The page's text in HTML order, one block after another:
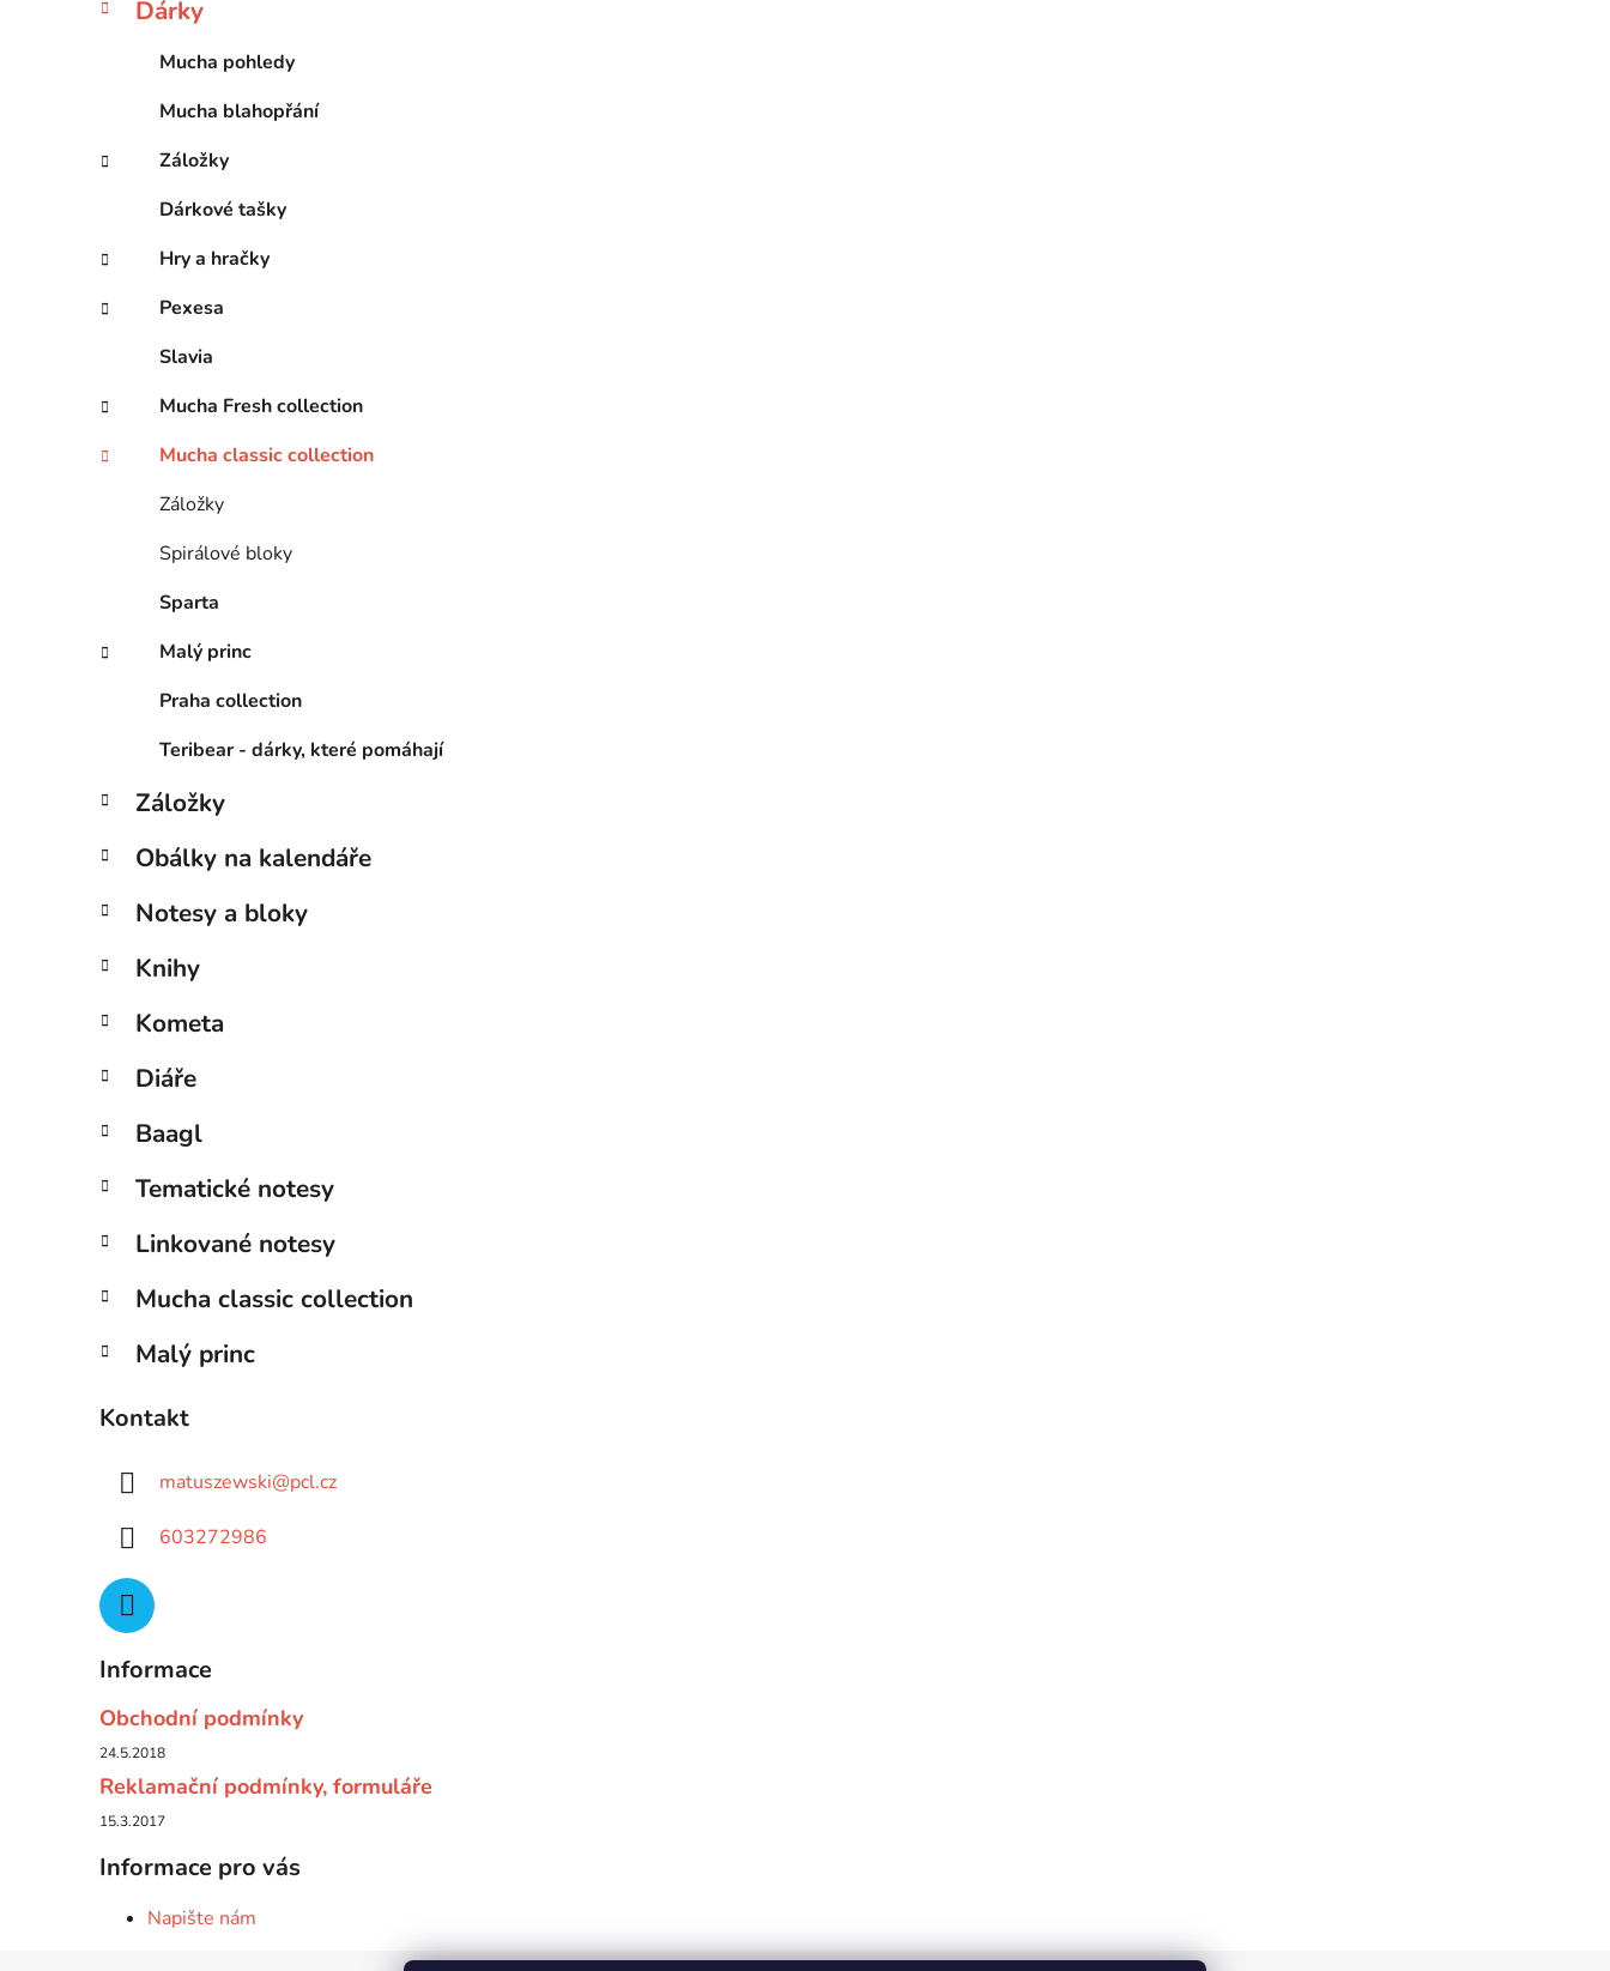
Dárky
Mucha pohledy
Mucha blahopřání
Záložky
Dárkové tašky
Hry a hračky
Pexesa
Slavia
Mucha Fresh collection
Mucha classic collection
Záložky
Spirálové bloky
Sparta
Malý princ
Praha collection
Teribear - dárky, které pomáhají
Záložky
Obálky na kalendáře
Notesy a bloky
Knihy
Kometa
Diáře
Baagl
Tematické notesy
Linkované notesy
Mucha classic collection
Malý princ
Kontakt
matuszewski@pcl.cz
603272986
Informace
Obchodní podmínky
24.5.2018
Reklamační podmínky, formuláře
15.3.2017
Informace pro vás
Napište nám